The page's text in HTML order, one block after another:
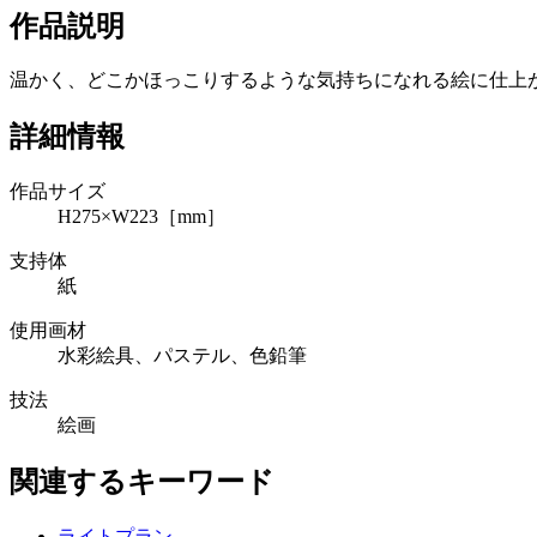
作品説明
温かく、どこかほっこりするような気持ちになれる絵に仕上
詳細情報
作品サイズ
H275×W223［mm］
支持体
紙
使用画材
水彩絵具、パステル、色鉛筆
技法
絵画
関連するキーワード